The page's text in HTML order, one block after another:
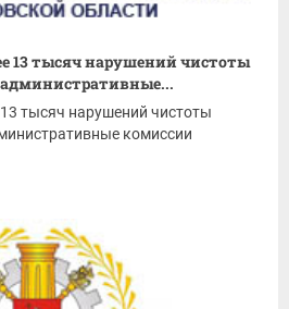
13 тысяч нарушений чистоты
тысяч нарушений чистоты
комиссии